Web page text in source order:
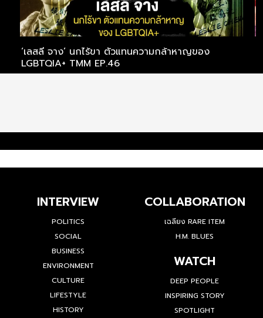
‘เลสลี จาง’ นกไร้ขา ตัวแทนความกล้าหาญของ
LGBTQIA+ TMM EP.46
INTERVIEW
POLITICS
SOCIAL
BUSINESS
ENVIRONMENT
CULTURE
LIFESTYLE
HISTORY
COLLABORATION
เฉลียง RARE ITEM
H.M. BLUES
WATCH
DEEP PEOPLE
INSPIRING STORY
SPOTLIGHT